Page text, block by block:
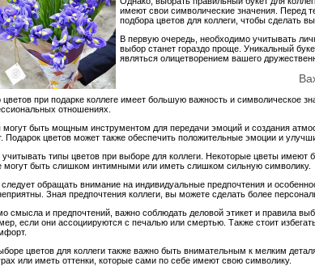
имеют свои символические значения. Перед
подбора цветов для коллеги, чтобы сделать
В первую очередь, необходимо учитывать
выбор станет гораздо проще. Уникальный
являться олицетворением вашего
при подарке коллеге имеет большую важность и символическое
отношениях.
быть мощным инструментом для передачи эмоций и создания
Подарок цветов может также обеспечить положительные эмоции и
типы цветов при выборе для коллеги. Некоторые цветы
могут быть слишком интимными или иметь слишком сильную символику.
обращать внимание на индивидуальные предпочтения и
Зная предпочтения коллеги, вы можете сделать более
смысла и предпочтений, важно соблюдать деловой этикет и правила
если они ассоциируются с печалью или смертью. Также стоит
цветов для коллеги также важно быть внимательным к мелким
или иметь оттенки, которые сами по себе имеют свою символику.